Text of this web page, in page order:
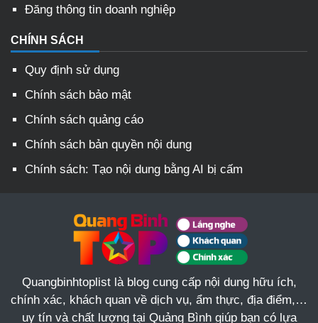
Đăng thông tin doanh nghiệp
CHÍNH SÁCH
Quy định sử dụng
Chính sách bảo mật
Chính sách quảng cáo
Chính sách bản quyền nội dung
Chính sách: Tạo nội dung bằng AI bị cấm
Quangbinhtoplist là blog cung cấp nội dung hữu ích,
chính xác, khách quan về dịch vụ, ẩm thực, địa điểm,…
uy tín và chất lượng tại Quảng Bình giúp bạn có lựa